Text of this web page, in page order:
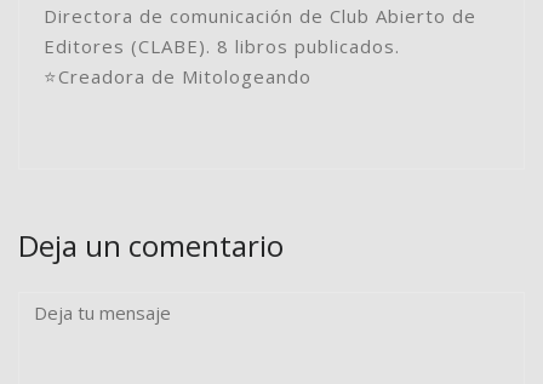
Directora de comunicación de Club Abierto de
Editores (CLABE). 8 libros publicados.
⭐️Creadora de Mitologeando
Deja un comentario